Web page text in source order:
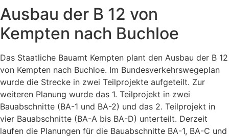
Ausbau der B 12 von
Kempten nach Buchloe
Das Staatliche Bauamt Kempten plant den Ausbau der B 12
von Kempten nach Buchloe. Im Bundesverkehrswegeplan
wurde die Strecke in zwei Teilprojekte aufgeteilt. Zur
weiteren Planung wurde das 1. Teilprojekt in zwei
Bauabschnitte (BA-1 und BA-2) und das 2. Teilprojekt in
vier Bauabschnitte (BA-A bis BA-D) unterteilt. Derzeit
laufen die Planungen für die Bauabschnitte BA-1, BA-C und